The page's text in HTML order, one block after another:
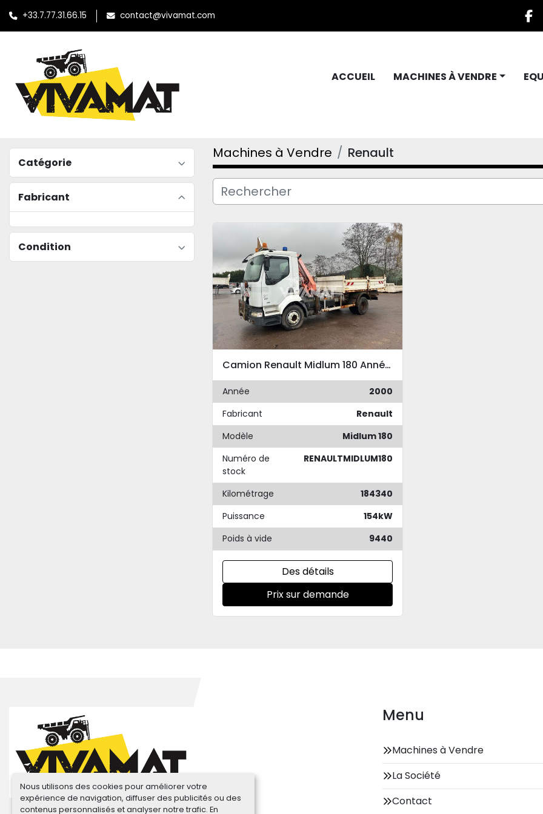
Nous utilisons des cookies pour améliorer votre
expérience de navigation, diffuser des publicités ou des
contenus personnalisés et analyser notre trafic. En
+33.7.77.31.66.15 contact@vivamat.com
ACCUEIL MACHINES À VENDRE
Catégorie
Fabricant
Condition
Machines à Vendre Renault
Camion Renault Midlum 180 Année 2000 Benne grue auxiliaire ATLAS 60.1 plaque SETRA AV pour balais av ou lame de déneigement
Année
2000
Fabricant
Renault
Modèle
Midlum 180
Numéro de
stock
RENAULTMIDLUM180
Kilométrage
184340
Puissance
154kW
Poids à vide
9440
Des détails
Prix sur demande
Menu
Machines à Vendre
La Société
Contact